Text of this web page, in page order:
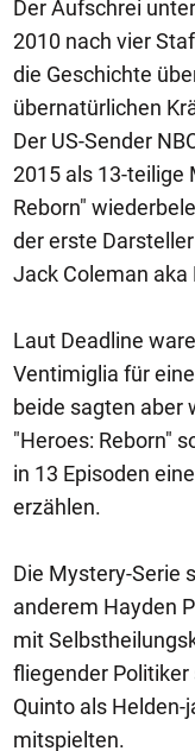
Der Aufschrei
2010 nach vier
die Geschichte
übernatürlichen
Der US-Sender
2015 als 13-teilige
Reborn"
der erste
Jack Coleman aka
Laut Deadline
Ventimiglia für
beide sagten aber
"Heroes: Reborn"
in 13 Episoden
erzählen.
Die Mystery-Serie
anderem Hayden
mit
fliegender Politiker
Quinto als
mitspielten.